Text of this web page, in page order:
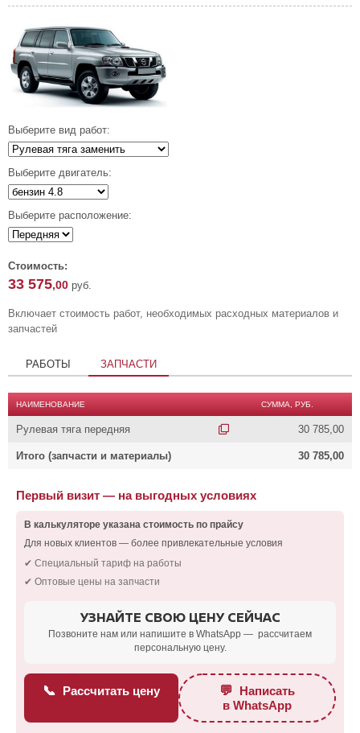
Выберите вид работ:
Выберите двигатель:
Выберите расположение:
Стоимость:
33 575,00 руб.
Включает стоимость работ, необходимых расходных материалов и
запчастей
РАБОТЫ ЗАПЧАСТИ
НАИМЕНОВАНИЕ СУММА, РУБ.
Рулевая тяга передняя 30 785,00
Итого (запчасти и материалы) 30 785,00
Первый визит — на выгодных условиях
В калькуляторе указана стоимость по прайсу
Для новых клиентов — более привлекательные условия
✔ Специальный тариф на работы
✔ Оптовые цены на запчасти
УЗНАЙТЕ СВОЮ ЦЕНУ СЕЙЧАС
Позвоните нам или напишите в WhatsApp — рассчитаем
персональную цену.
📞 Рассчитать цену 💬 Написать
в WhatsApp